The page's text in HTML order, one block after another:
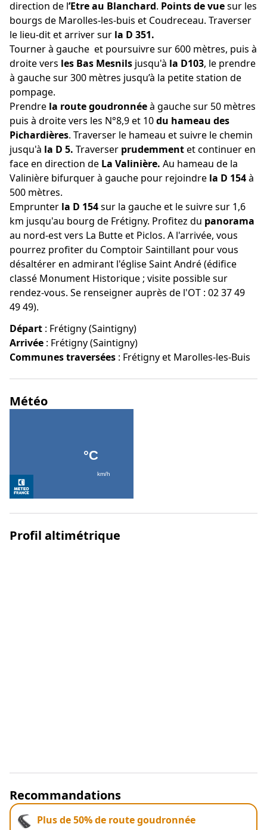
direction de l’Etre au Blanchard. Points de vuesur les
bourgs de Marolles-les-buis et Coudreceau. Traverser
le lieu-dit et arriver sur la D 351.
Tourner à gauche et poursuivre sur 600 mètres, puis à
droite vers les Bas Mesnils jusqu'à la D103, le prendre
à gauche sur 300 mètres jusqu’à la petite station de
pompage.
Prendre la route goudronnéeà gauche sur 50 mètres
puis à droite vers les N°8,9 et 10du hameau des
Pichardières. Traverser le hameau et suivre le chemin
jusqu'à la D 5. Traverser prudemmentet continuer en
face en direction de La Valinière. Au hameau de la
Valinière bifurquer à gauche pour rejoindre la D 154à
500 mètres.
Emprunter la D 154sur la gauche et le suivre sur 1,6
km jusqu'au bourg de Frétigny. Profitez du panorama
au nord-est vers La Butte et Piclos. A l'arrivée, vous
pourrez profiter du Comptoir Saintillant pour vous
désaltérer en admirant l'église Saint André (édifice
classé Monument Historique ; visite possible sur
rendez-vous. Se renseigner auprès de l'OT : 02 37 49
49 49).
Départ : Frétigny (Saintigny)
Arrivée : Frétigny (Saintigny)
Communes traversées : Frétigny et Marolles-les-Buis
Météo
Profil altimétrique
Recommandations
Plus de 50% de route goudronnée